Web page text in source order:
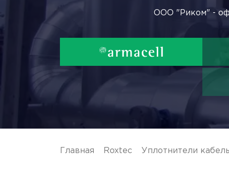
ООО "Риком" -
Главная Roxtec Уплотнители